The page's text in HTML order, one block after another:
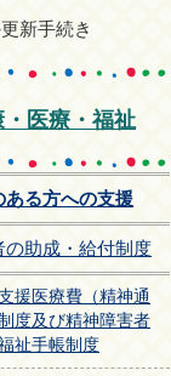
新手続き
医療・福祉
ある方への支援
の助成・給付制度
援医療費（精神通
度及び精神障害者
祉手帳制度